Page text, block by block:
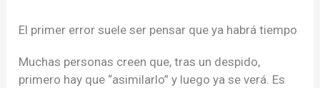
El primer error suele ser pensar que ya habrá tiempo
Muchas personas creen que, tras un despido,
primero hay que “asimilarlo” y luego ya se verá. Es